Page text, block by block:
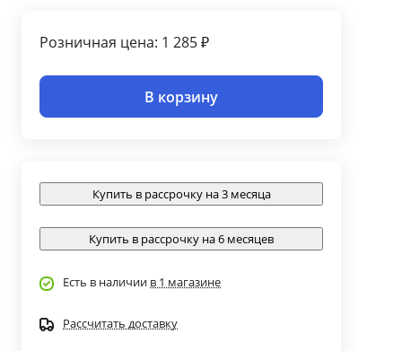
Розничная цена: 1 285 ₽
В корзину
Купить в рассрочку на 3 месяца
Купить в рассрочку на 6 месяцев
Есть в наличии в 1 магазине
Рассчитать доставку